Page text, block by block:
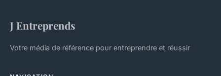
J Entreprends
Votre média de référence pour entreprendre et réussir